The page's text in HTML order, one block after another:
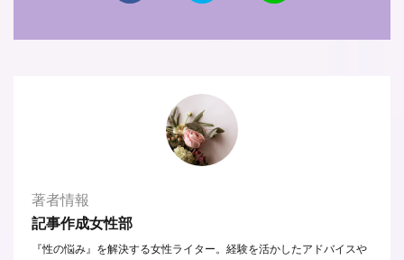
著者情報
記事作成女性部
『性の悩み』を解決する女性ライター。経験を活かしたアドバイスや